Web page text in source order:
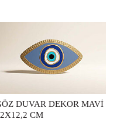
DUVAR DEKOR MAVİ
CM